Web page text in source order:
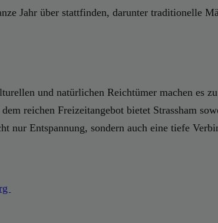
Jahr über stattfinden, darunter traditionelle
und natürlichen Reichtümer machen es
reichen Freizeitangebot bietet Strassham
nur Entspannung, sondern auch eine tiefe